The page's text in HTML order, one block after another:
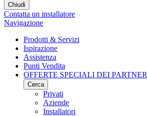
Chiudi
Contatta un installatore
Navigazione
Prodotti & Servizi
Ispirazione
Assistenza
Punti Vendita
OFFERTE SPECIALI DEI PARTNER
Cerca
Privati
Aziende
Installatori